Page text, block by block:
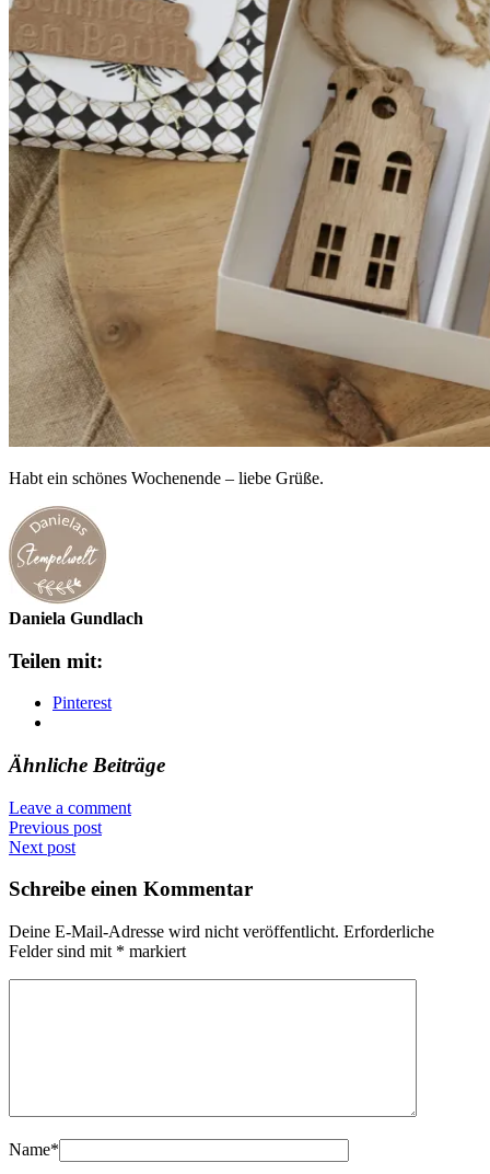
Habt ein schönes Wochenende – liebe Grüße.
Daniela Gundlach
Teilen mit:
Pinterest
Ähnliche Beiträge
Leave a comment
Previous post
Next post
Schreibe einen Kommentar
Deine E-Mail-Adresse wird nicht veröffentlicht. Erforderliche
Felder sind mit * markiert
Name*